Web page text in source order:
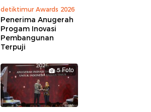
detiktimur Awards 2026
Penerima Anugerah
Progam Inovasi
Pembangunan
Terpuji
5 Foto